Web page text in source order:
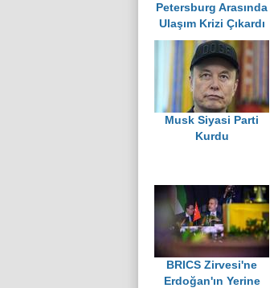
Petersburg Arasında
Ulaşım Krizi Çıkardı
Musk Siyasi Parti
Kurdu
BRICS Zirvesi'ne
Erdoğan'ın Yerine